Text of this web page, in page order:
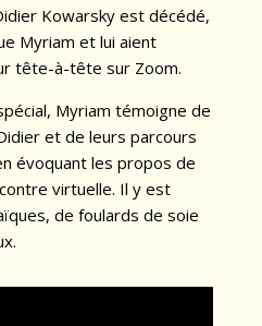
Kowarsky est décédé,
Myriam et lui aient
tête-à-tête sur Zoom.
Myriam témoigne de
et de leurs parcours
évoquant les propos de
virtuelle. Il y est
de foulards de soie